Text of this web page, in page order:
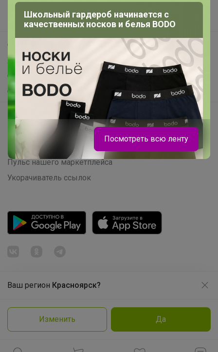
Ваш регион Красноярск?
Изменить Да
Новости
Поддержка альпак
Самое выгодное
Хиты продаж
Самое желанное
Самое быстрое
Начать зарабатывать с 24-ok
Picabox.ru - Лучшее место для ваших изображений
Розыгрыш - Генератор случайных чисел
Пульс нашего маркетплейса
Укорачиватель ссылок
Политика конфиденциальности
Cоглашение пользователя
Школьный гардероб начинается с
качественных носков и белья BODO
весь учебный год — суперпрочные,
Посмотреть всю ленту
Продолжая использовать этот сайт и нажимая кнопку
Принять